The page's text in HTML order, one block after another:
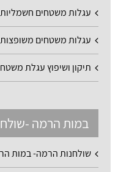
עגלות משטחים
עגלות משטחים משופצות
תיקון ושיפוץ עגלת
במות הרמה -
שולחנות הרמה- במות